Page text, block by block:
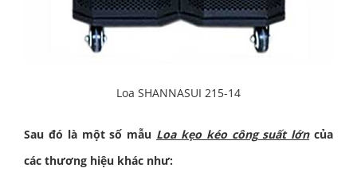
Loa SHANNASUI 215-14
Sau đó là một số mẫu Loa kẹo kéo công suất lớncủa
các thương hiệu khác như: